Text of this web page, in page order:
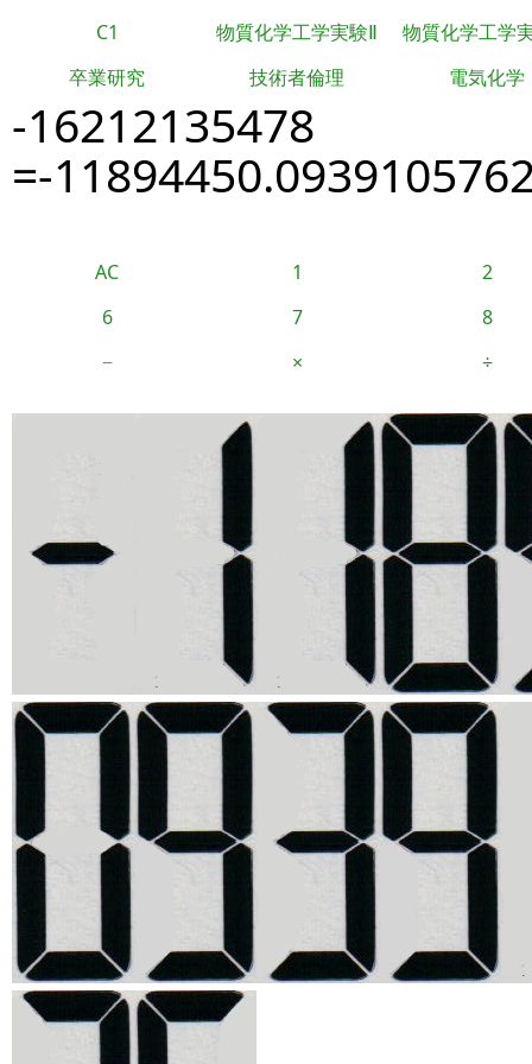
C1 物質化学工学実験Ⅱ
物質化学工学
卒業研究
技術者倫理 電気化学
-16212135478
=-
AC 1
2
6
7
8
−
× ÷